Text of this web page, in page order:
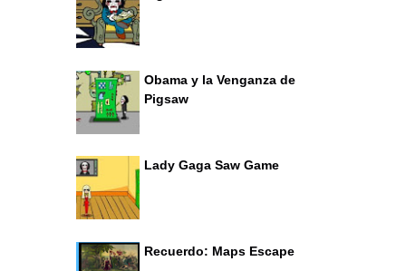
Obama y la Venganza de
Pigsaw
Lady Gaga Saw Game
Recuerdo: Maps Escape